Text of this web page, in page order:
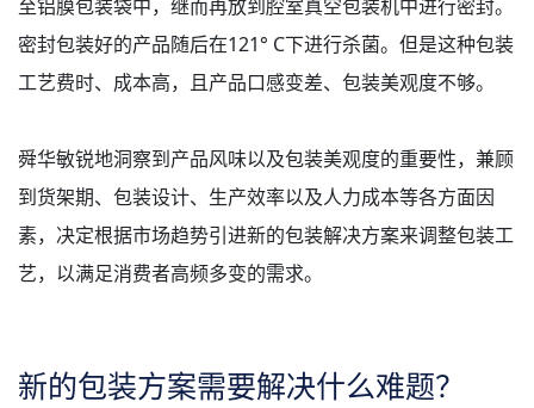
至铝膜包装袋中，继而再放到腔室真空包装机中进行密封。
密封包装好的产品随后在121° C下进行杀菌。但是这种包装
工艺费时、成本高，且产品口感变差、包装美观度不够。
舜华敏锐地洞察到产品风味以及包装美观度的重要性，兼顾
到货架期、包装设计、生产效率以及人力成本等各方面因
素，决定根据市场趋势引进新的包装解决方案来调整包装工
艺，以满足消费者高频多变的需求。
新的包装方案需要解决什么难题？